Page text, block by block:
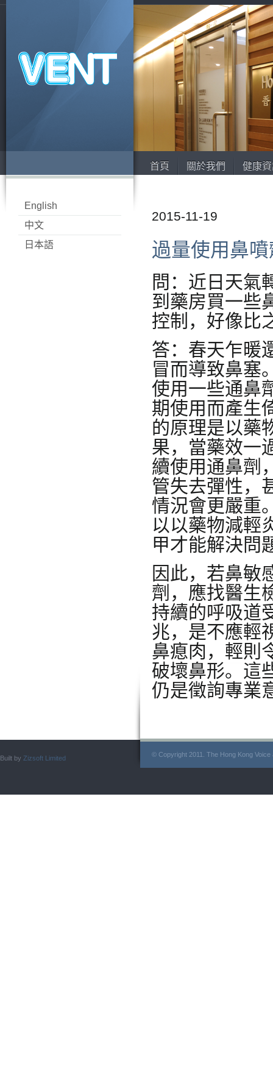
English
中文
日本語
首頁 關於我們 健康
2015-11-19
過量使用鼻
問：近日天氣
到藥房買一些
控制，好像比
答：春天乍暖
冒而導致鼻塞
使用一些通鼻
期使用而產生
的原理是以藥
果，當藥效一
續使用通鼻劑
管失去彈性，
情況會更嚴重
以以藥物減輕
甲才能解決問
因此，若鼻敏
劑，應找醫生
持續的呼吸道
兆，是不應輕
鼻瘜肉，輕則
破壞鼻形。這
仍是徵詢專業
© Copyright 2011. The Hong Kong
Built by Zizsoft Limited